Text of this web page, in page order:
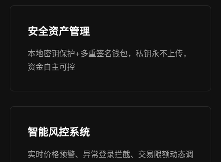
安全资产管理
本地密钥保护+多重签名钱包，私钥永不上传，
资金自主可控
智能风控系统
实时价格预警、异常登录拦截、交易限额动态调